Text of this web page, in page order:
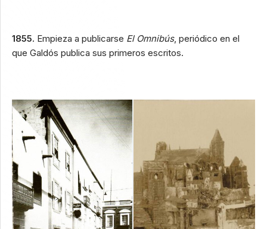
1855. Empieza a publicarse El Omnibús, periódico en el
que Galdós publica sus primeros escritos.